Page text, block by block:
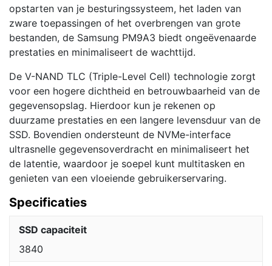
opstarten van je besturingssysteem, het laden van
zware toepassingen of het overbrengen van grote
bestanden, de Samsung PM9A3 biedt ongeëvenaarde
prestaties en minimaliseert de wachttijd.
De V-NAND TLC (Triple-Level Cell) technologie zorgt
voor een hogere dichtheid en betrouwbaarheid van de
gegevensopslag. Hierdoor kun je rekenen op
duurzame prestaties en een langere levensduur van de
SSD. Bovendien ondersteunt de NVMe-interface
ultrasnelle gegevensoverdracht en minimaliseert het
de latentie, waardoor je soepel kunt multitasken en
genieten van een vloeiende gebruikerservaring.
Specificaties
SSD capaciteit
3840